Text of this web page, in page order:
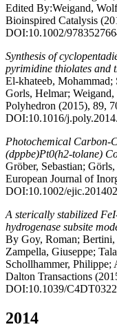
Edited By:Weigand,
Bioinspired Catalysis
DOI:10.1002/
Synthesis of
pyrimidine thiolates and
El-khateeb,
Gorls, Helmar;
Polyhedron (2015), 89,
DOI:10.1016/
Photochemical Carbon-
(dppbe)Pt0(h2-tolane)
Gröber, Sebastian;
European Journal of
DOI:10.1002/
A sterically stabilized
hydrogenase subsite
By Goy, Roman;
Zampella, Giuseppe;
Schollhammer,
Dalton Transactions
DOI:10.1039/
2014